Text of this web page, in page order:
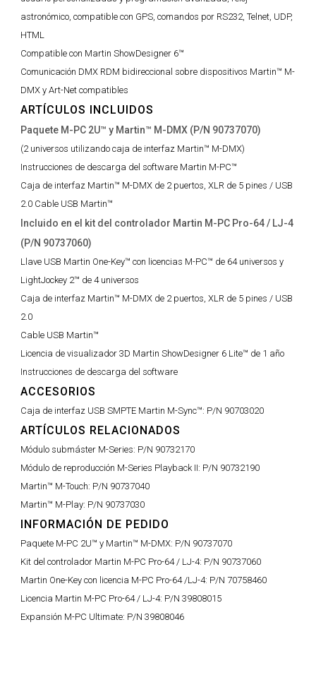
astronómico, compatible con GPS, comandos por RS232, Telnet, UDP,
HTML
Compatible con Martin ShowDesigner 6™
Comunicación DMX RDM bidireccional sobre dispositivos Martin™ M-
DMX y Art-Net compatibles
ARTÍCULOS INCLUIDOS
Paquete M-PC 2U™ y Martin™ M-DMX (P/N 90737070)
(2 universos utilizando caja de interfaz Martin™ M-DMX)
Instrucciones de descarga del software Martin M-PC™
Caja de interfaz Martin™ M-DMX de 2 puertos, XLR de 5 pines / USB
2.0 Cable USB Martin™
Incluido en el kit del controlador Martin M-PC Pro-64 / LJ-4
(P/N 90737060)
Llave USB Martin One-Key™ con licencias M-PC™ de 64 universos y
LightJockey 2™ de 4 universos
Caja de interfaz Martin™ M-DMX de 2 puertos, XLR de 5 pines / USB
2.0
Cable USB Martin™
Licencia de visualizador 3D Martin ShowDesigner 6 Lite™ de 1 año
Instrucciones de descarga del software
ACCESORIOS
Caja de interfaz USB SMPTE Martin M-Sync™: P/N 90703020
ARTÍCULOS RELACIONADOS
Módulo submáster M-Series: P/N 90732170
Módulo de reproducción M-Series Playback II: P/N 90732190
Martin™ M-Touch: P/N 90737040
Martin™ M-Play: P/N 90737030
INFORMACIÓN DE PEDIDO
Paquete M-PC 2U™ y Martin™ M-DMX: P/N 90737070
Kit del controlador Martin M-PC Pro-64 / LJ-4: P/N 90737060
Martin One-Key con licencia M-PC Pro-64 /LJ-4: P/N 70758460
Licencia Martin M-PC Pro-64 / LJ-4: P/N 39808015
Expansión M-PC Ultimate: P/N 39808046